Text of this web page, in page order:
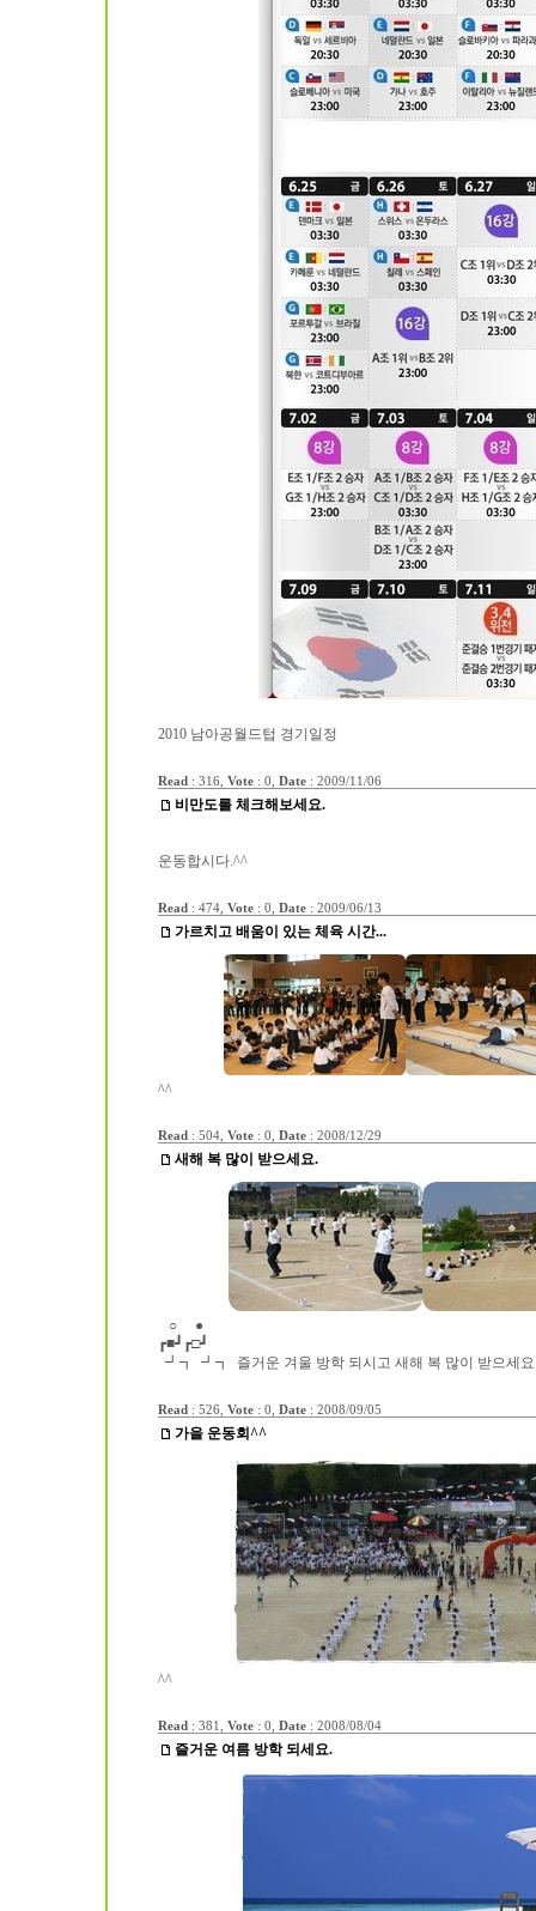
2010 남아공월드텁 경기일정
Read : 316, Vote: 0, Date: 2009/11/06
비만도를 체크해보세요.
운동합시다.^^
Read : 474, Vote: 0, Date: 2009/06/13
가르치고 배움이 있는 체육 시간...
^^
Read : 504, Vote: 0, Date: 2008/12/29
새해 복 많이 받으세요.
○ ●
┏■┛┏□┛
┛┓ ┛┓ 즐거운 겨울 방학 되시고 새해 복 많이 받으세요
Read : 526, Vote: 0, Date: 2008/09/05
가을 운동회^^
^^
Read : 381, Vote: 0, Date: 2008/08/04
즐거운 여름 방학 되세요.